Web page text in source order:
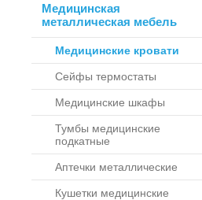
Медицинская
металлическая мебель
Медицинские кровати
Сейфы термостаты
Медицинские шкафы
Тумбы медицинские
подкатные
Аптечки металлические
Кушетки медицинские